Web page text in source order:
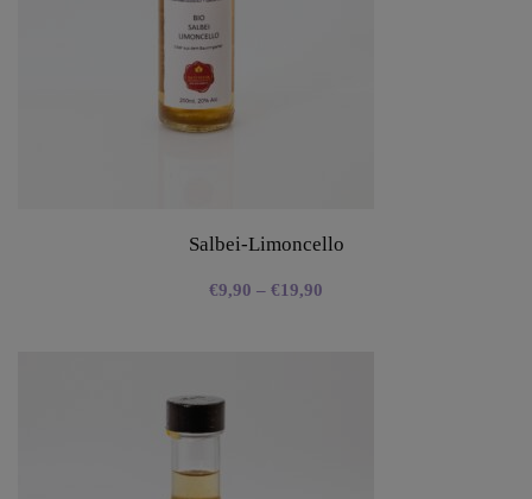
Salbei-Limoncello
€9,90 – €19,90